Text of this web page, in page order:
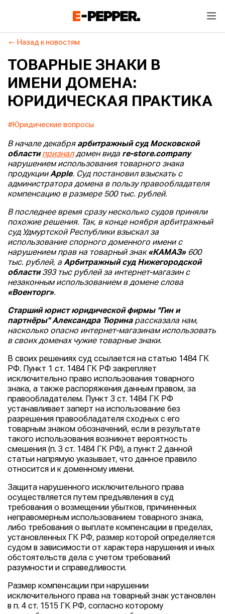
Назад к новостям
ТОВАРНЫЕ ЗНАКИ В
ИМЕНИ ДОМЕНА:
ЮРИДИЧЕСКАЯ ПРАКТИКА
#Юридические вопросы
В начале декабря арбитражный суд Московской
области призналдомен вида re-store.company
нарушением использования товарного знака
продукцииApple. Суд постановил взыскать с
администратора домена в пользу правообладателя
компенсацию в размере 500 тыс. рублей.
В последнее время сразу несколько судов приняли
похожие решения. Так, в конце ноября арбитражный
суд Удмуртской Республики взыскал за
использование спорного доменного имени с
нарушением прав на товарный знак«КАМАЗ» 600
тыс. рублей, а Арбитражный суд Нижегородской
области393 тыс рублей за интернет-магазин с
незаконным использованием в домене слова
«Военторг».
Старший юрист юридической фирмы "Гин и
партнёры" Александра Тюринарассказала нам,
насколько опасно интернет-магазинам использовать
в своих доменах чужие товарные знаки.
В своих решениях суд ссылается на статью 1484 ГК
РФ. Пункт 1 ст. 1484 ГК РФ закрепляет
исключительно право использования товарного
знака, а также распоряжения данным правом, за
правообладателем. Пункт 3 ст. 1484 ГК РФ
устанавливает заперт на использование без
разрешения правообладателя сходных с его
товарным знаком обозначений, если в результате
такого использования возникнет вероятность
смешения (п. 3 ст. 1484 ГК РФ), а пункт 2 данной
статьи напрямую указывает, что данное правило
относится и к доменному имени.
Защита нарушенного исключительного права
осуществляется путем предъявления в суд
требования о возмещении убытков, причиненных
неправомерным использованием товарного знака,
либо требования о выплате компенсации в пределах,
установленных ГК РФ, размер которой определяется
судом в зависимости от характера нарушения и иных
обстоятельств дела с учетом требований
разумности и справедливости.
Размер компенсации при нарушении
исключительного права на товарный знак установлен
в п. 4 ст. 1515 ГК РФ, согласно которому